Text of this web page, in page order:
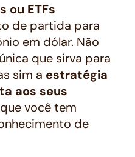
ou ETFs
de partida para
em dólar. Não
que sirva para
sim a estratégia
aos seus
você tem
de